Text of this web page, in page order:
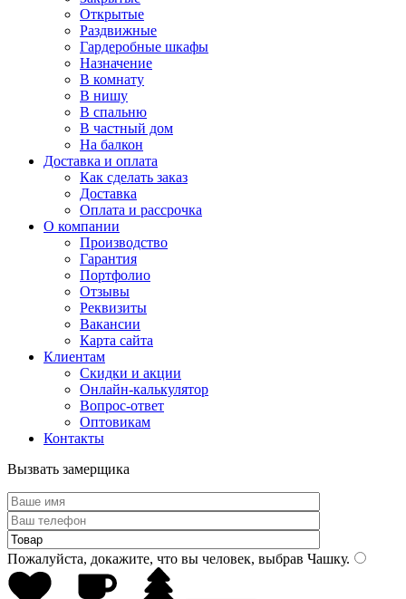
Открытые
Раздвижные
Гардеробные шкафы
Назначение
В комнату
В нишу
В спальню
В частный дом
На балкон
Доставка и оплата
Как сделать заказ
Доставка
Оплата и рассрочка
О компании
Производство
Гарантия
Портфолио
Отзывы
Реквизиты
Вакансии
Карта сайта
Клиентам
Скидки и акции
Онлайн-калькулятор
Вопрос-ответ
Оптовикам
Контакты
Вызвать замерщика
Пожалуйста, докажите, что вы человек, выбрав Чашку.